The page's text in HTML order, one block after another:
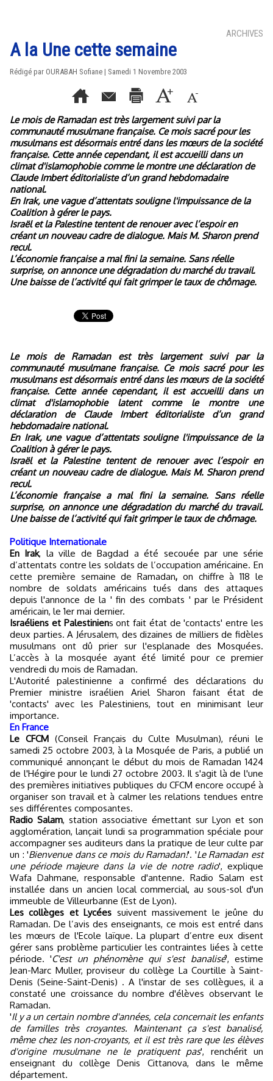
ARCHIVES
A la Une cette semaine
Rédigé par OURABAH Sofiane | Samedi 1 Novembre 2003
Le mois de Ramadan est très largement suivi par la
communauté musulmane française. Ce mois sacré pour les
musulmans est désormais entré dans les mœurs de la société
française. Cette année cependant, il est accueilli dans un
climat d'islamophobie comme le montre une déclaration de
Claude Imbert éditorialiste d’un grand hebdomadaire
national.
En Irak, une vague d’attentats souligne l'impuissance de la
Coalition à gérer le pays.
Israël et la Palestine tentent de renouer avec l’espoir en
créant un nouveau cadre de dialogue. Mais M. Sharon prend
recul.
L’économie française a mal fini la semaine. Sans réelle
surprise, on annonce une dégradation du marché du travail.
Une baisse de l’activité qui fait grimper le taux de chômage.
Le mois de Ramadan est très largement suivi par la
communauté musulmane française. Ce mois sacré pour les
musulmans est désormais entré dans les mœurs de la société
française. Cette année cependant, il est accueilli dans un
climat d'islamophobie latent comme le montre une
déclaration de Claude Imbert éditorialiste d’un grand
hebdomadaire national.
En Irak, une vague d’attentats souligne l'impuissance de la
Coalition à gérer le pays.
Israël et la Palestine tentent de renouer avec l’espoir en
créant un nouveau cadre de dialogue. Mais M. Sharon prend
recul.
L’économie française a mal fini la semaine. Sans réelle
surprise, on annonce une dégradation du marché du travail.
Une baisse de l’activité qui fait grimper le taux de chômage.
Politique Internationale
En Irak, la ville de Bagdad a été secouée par une série
d’attentats contre les soldats de l’occupation américaine. En
cette première semaine de Ramadan, on chiffre à 118 le
nombre de soldats américains tués dans des attaques
depuis l'annonce de la ' fin des combats ' par le Président
américain, le 1er mai dernier.
Israéliens et Palestiniens ont fait état de 'contacts' entre les
deux parties. A Jérusalem, des dizaines de milliers de fidèles
musulmans ont dû prier sur l'esplanade des Mosquées.
L’accès à la mosquée ayant été limité pour ce premier
vendredi du mois de Ramadan.
L'Autorité palestinienne a confirmé des déclarations du
Premier ministre israélien Ariel Sharon faisant état de
'contacts' avec les Palestiniens, tout en minimisant leur
importance.
En France
Le CFCM(Conseil Français du Culte Musulman), réuni le
samedi 25 octobre 2003, à la Mosquée de Paris, a publié un
communiqué annonçant le début du mois de Ramadan 1424
de l'Hégire pour le lundi 27 octobre 2003. Il s'agit là de l'une
des premières initiatives publiques du CFCM encore occupé à
organiser son travail et à calmer les relations tendues entre
ses différentes composantes.
Radio Salam, station associative émettant sur Lyon et son
agglomération, lançait lundi sa programmation spéciale pour
accompagner ses auditeurs dans la pratique de leur culte par
un : 'Bienvenue dans ce mois du Ramadan!'. 'Le Ramadan est
une période majeure dans la vie de notre radio', explique
Wafa Dahmane, responsable d'antenne. Radio Salam est
installée dans un ancien local commercial, au sous-sol d'un
immeuble de Villeurbanne (Est de Lyon).
Les collèges et Lycées suivent massivement le jeûne du
Ramadan. De l’avis des enseignants, ce mois est entré dans
les mœurs de l'Ecole laïque. La plupart d’entre eux disent
gérer sans problème particulier les contraintes liées à cette
période. 'C'est un phénomène qui s'est banalisé', estime
Jean-Marc Muller, proviseur du collège La Courtille à Saint-
Denis (Seine-Saint-Denis) . A l'instar de ses collègues, il a
constaté une croissance du nombre d'élèves observant le
Ramadan.
'Il y a un certain nombre d'années, cela concernait les enfants
de familles très croyantes. Maintenant ça s'est banalisé,
même chez les non-croyants, et il est très rare que les élèves
d'origine musulmane ne le pratiquent pas', renchérit un
enseignant du collège Denis Cittanova, dans le même
département.